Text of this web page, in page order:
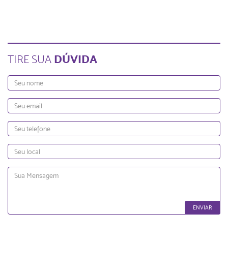
TIRE SUA DÚVIDA
Nome
Email
Telefone
Local
Mensagem
ENVIAR